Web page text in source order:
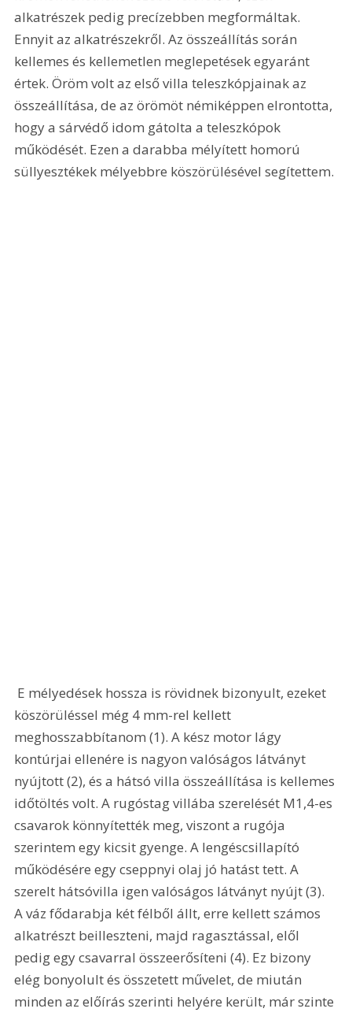
alkatrészek pedig precízebben megformáltak.
Ennyit az alkatrészekről. Az összeállítás során
kellemes és kellemetlen meglepetések egyaránt
értek. Öröm volt az első villa teleszkópjainak az
összeállítása, de az örömöt némiképpen elrontotta,
hogy a sárvédő idom gátolta a teleszkópok
működését. Ezen a darabba mélyített homorú
süllyesztékek mélyebbre köszörülésével segítettem.
köszörüléssel még 4 mm-rel kellett
meghosszabbítanom (1). A kész motor lágy
kontúrjai ellenére is nagyon valóságos látványt
nyújtott (2), és a hátsó villa összeállítása is kellemes
időtöltés volt. A rugóstag villába szerelését M1,4-es
csavarok könnyítették meg, viszont a rugója
szerintem egy kicsit gyenge. A lengéscsillapító
működésére egy cseppnyi olaj jó hatást tett. A
szerelt hátsóvilla igen valóságos látványt nyújt (3).
A váz fődarabja két félből állt, erre kellett számos
alkatrészt beilleszteni, majd ragasztással, elől
pedig egy csavarral összeerősíteni (4). Ez bizony
elég bonyolult és összetett művelet, de miután
minden az előírás szerinti helyére került, már szinte